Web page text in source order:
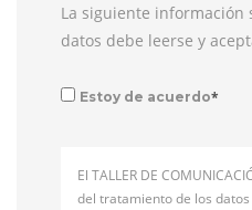
La siguiente información
datos debe leerse y
Estoy de acuerdo*
El TALLER DE
del tratamiento de los